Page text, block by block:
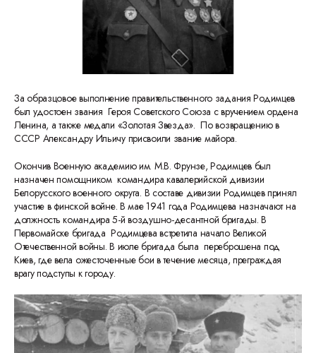
За образцовое выполнение правительственного задания Родимцев
был удостоен звания Героя Советского Союза с вручением ордена
Ленина, а также медали «Золотая Звезда». По возвращению в
СССР Александру Ильичу присвоили звание майора.
Окончив Военную академию им. М.В. Фрунзе, Родимцев был
назначен помощником командира кавалерийской дивизии
Белорусского военного округа. В составе дивизии Родимцев принял
участие в финской войне. В мае 1941 года Родимцева назначают на
должность командира 5-й воздушно-десантной бригады. В
Первомайске бригада Родимцева встретила начало Великой
Отечественной войны. В июле бригада была переброшена под
Киев, где вела ожесточенные бои в течение месяца, преграждая
врагу подступы к городу.